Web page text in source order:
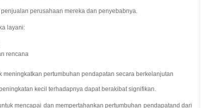
perusahaan mereka dan penyebabnya.
layani:
rencana
meningkatkan pertumbuhan pendapatan secara berkelanjutan
kecil terhadapnya dapat berakibat signifikan.
mencapai dan mempertahankan pertumbuhan pendapatand dari